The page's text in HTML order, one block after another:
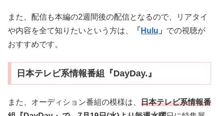
また、配信も本編の2週間後の配信となるので、リアタイ
や内容を全て知りたいという方は、
「 Hulu 」 での視聴が
おすすめです。
日本テレビ系情報番組『DayDay.』
また、オーディション番組の模様は、 日本テレビ系情報番